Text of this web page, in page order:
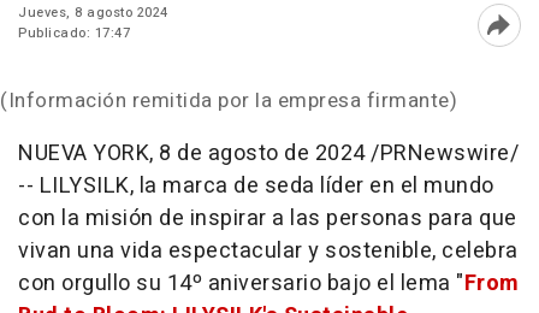
Jueves, 8 agosto 2024
Publicado: 17:47
(Información remitida por la empresa firmante)
NUEVA YORK, 8 de agosto de 2024/PRNewswire/
-- LILYSILK, la marca de seda líder en el mundo
con la misión de inspirar a las personas para que
vivan una vida espectacular y sostenible, celebra
con orgullo su 14º aniversario bajo el lema "From